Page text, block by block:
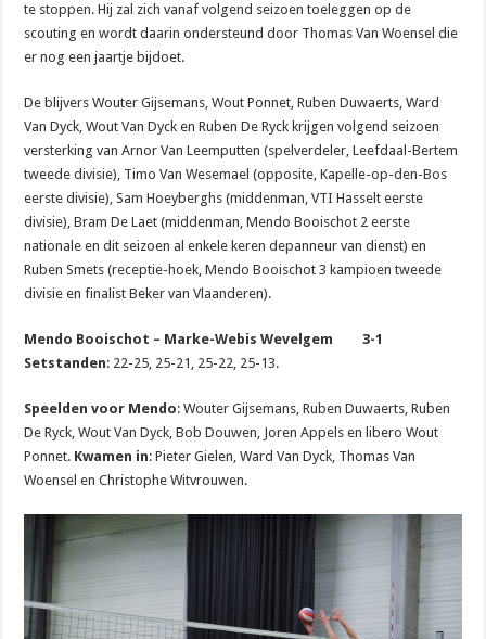
te stoppen. Hij zal zich vanaf volgend seizoen toeleggen op de
scouting en wordt daarin ondersteund door Thomas Van Woensel die
er nog een jaartje bijdoet.
De blijvers Wouter Gijsemans, Wout Ponnet, Ruben Duwaerts, Ward
Van Dyck, Wout Van Dyck en Ruben De Ryck krijgen volgend seizoen
versterking van Arnor Van Leemputten (spelverdeler, Leefdaal-Bertem
tweede divisie), Timo Van Wesemael (opposite, Kapelle-op-den-Bos
eerste divisie), Sam Hoeyberghs (middenman, VTI Hasselt eerste
divisie), Bram De Laet (middenman, Mendo Booischot 2 eerste
nationale en dit seizoen al enkele keren depanneur van dienst) en
Ruben Smets (receptie-hoek, Mendo Booischot 3 kampioen tweede
divisie en finalist Beker van Vlaanderen).
Mendo Booischot – Marke-Webis Wevelgem 3-1
Setstanden: 22-25, 25-21, 25-22, 25-13.
Speelden voor Mendo: Wouter Gijsemans, Ruben Duwaerts, Ruben
De Ryck, Wout Van Dyck, Bob Douwen, Joren Appels en libero Wout
Ponnet. Kwamen in: Pieter Gielen, Ward Van Dyck, Thomas Van
Woensel en Christophe Witvrouwen.